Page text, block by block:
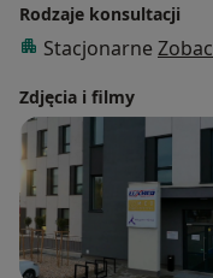
Rodzaje konsultacji
Stacjonarne
Zdjęcia i filmy